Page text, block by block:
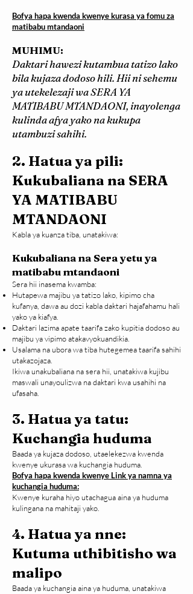
Bofya hapa kwenda kwenye kurasa ya fomu za
matibabu mtandaoni
MUHIMU:
Daktari hawezi kutambua tatizo lako
bila kujaza dodoso hili. Hii ni sehemu
ya utekelezaji wa SERA YA
MATIBABU MTANDAONI, inayolenga
kulinda afya yako na kukupa
utambuzi sahihi.
2. Hatua ya pili:
Kukubaliana na SERA
YA MATIBABU
MTANDAONI
Kabla ya kuanza tiba, unatakiwa:
Kukubaliana na Sera yetu ya
matibabu mtandaoni
Sera hii inasema kwamba:
Hutapewa majibu ya tatizo lako, kipimo cha
kufanya, dawa au dozi kabla daktari hajafahamu hali
yako ya kiafya.
Daktari lazima apate taarifa zako kupitia dodoso au
majibu ya vipimo atakavyokuandikia.
Usalama na ubora wa tiba hutegemea taarifa sahihi
utakazojaza.
Ikiwa unakubaliana na sera hii, unatakiwa kujibu
maswali unayoulizwa na daktari kwa usahihi na
ufasaha.
3. Hatua ya tatu:
Kuchangia huduma
Baada ya kujaza dodoso, utaelekezwa kwenda
kwenye ukurasa wa kuchangia huduma.
Bofya hapa kwenda kwenye Linkya namna ya
kuchangia huduma:
Kwenye kuraha hiyo utachagua aina ya huduma
kulingana na mahitaji yako.
4. Hatua ya nne:
Kutuma uthibitisho wa
malipo
Baada ya kuchangia aina ya huduma, unatakiwa